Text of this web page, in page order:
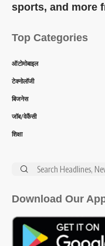
sports, and more
Top Categories
ऑटोमोबाइल
टेक्नोलॉजी
बिजनेस
जॉब/वेकैंसी
शिक्षा
Search
Download Our